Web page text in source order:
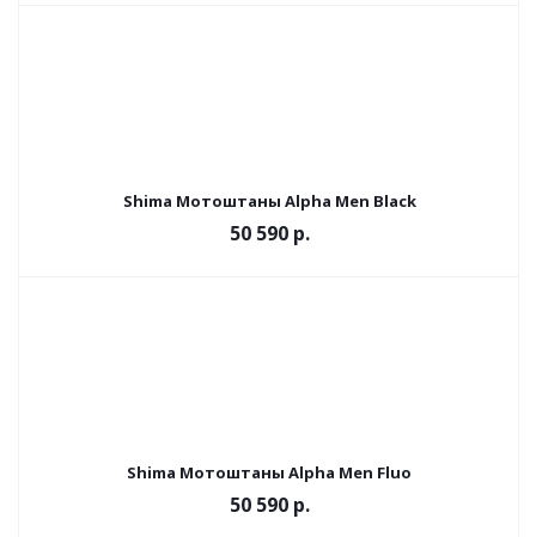
Shima Мотоштаны Alpha Men Black
50 590 р.
Shima Мотоштаны Alpha Men Fluo
50 590 р.